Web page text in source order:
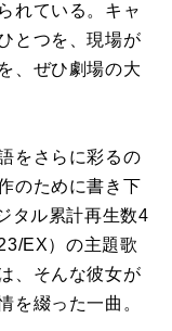
れている。キャ
とつを、現場が
、ぜひ劇場の大
をさらに彩るの
のために書き下
タル累計再生数4
EX）の主題歌
、そんな彼女が
を綴った一曲。